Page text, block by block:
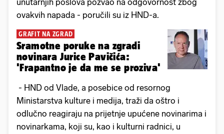
unutarnjih poslova pozvao na odgovornost zbog
ovakvih napada - poručili su iz HND-a.
GRAFIT NA ZGRAD
Sramotne poruke na zgradi
novinara Jurice Pavičića:
'Frapantno je da me se proziva'
- HND od Vlade, a posebice od resornog
Ministarstva kulture i medija, traži da oštro i
odlučno reagiraju na prijetnje upućene novinarima i
novinarkama, koji su, kao i kulturni radnici, u